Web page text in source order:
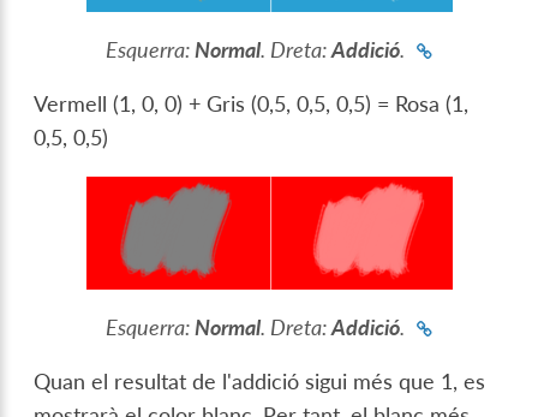
Esquerra: Normal. Dreta:Addició.
Vermell (1, 0, 0) + Gris (0,5, 0,5, 0,5) = Rosa (1,
0,5, 0,5)
Esquerra: Normal. Dreta:Addició.
Quan el resultat de l'addició sigui més que 1, es